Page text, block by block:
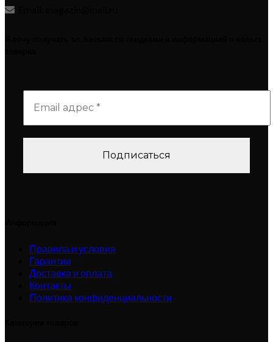
Правила и условия
Гарантии
Доставка и оплата
Контакты
Политика конфиденциальности